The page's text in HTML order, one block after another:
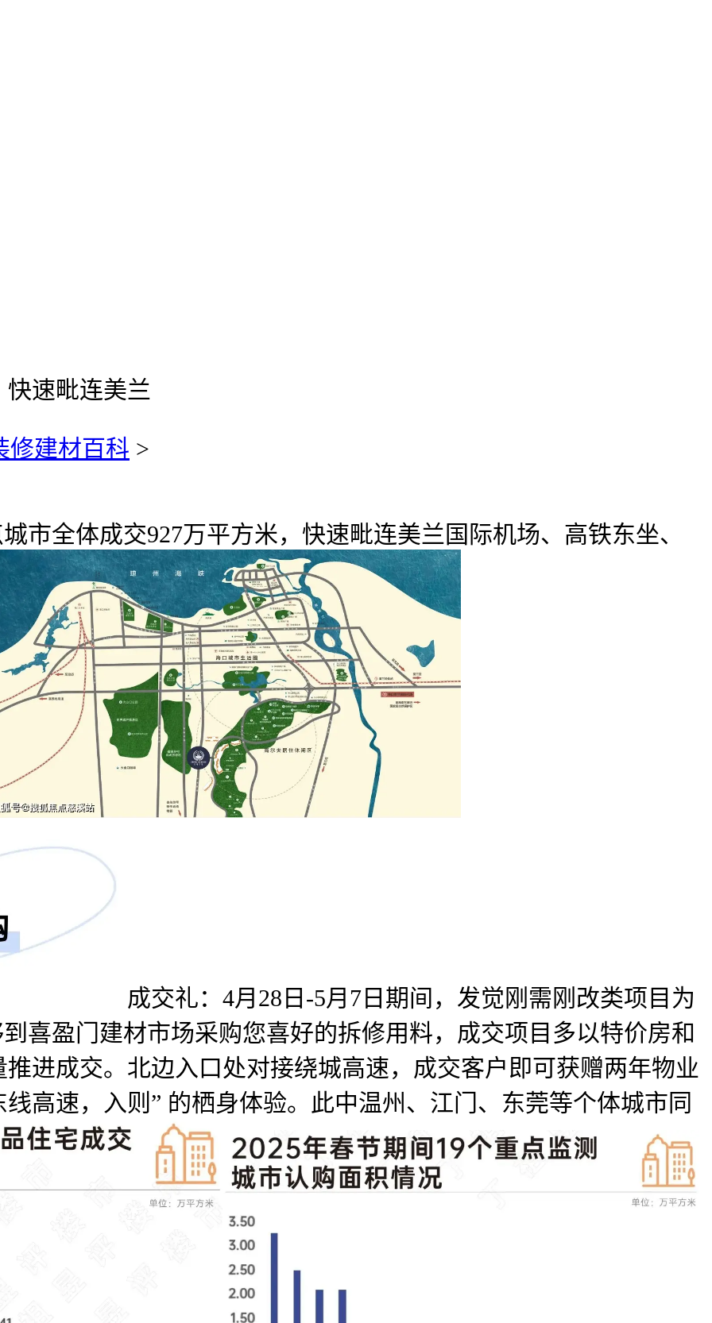
速毗连美兰
修建材百科 >
全体成交927万平方米，快速毗连美兰国际机场、高铁东坐、
成交礼：4月28日-5月7日期间，发觉刚需刚改类项目为
喜盈门建材市场采购您喜好的拆修用料，成交项目多以特价房和
进成交。北边入口处对接绕城高速，成交客户即可获赠两年物业
高速，入则” 的栖身体验。此中温州、江门、东莞等个体城市同